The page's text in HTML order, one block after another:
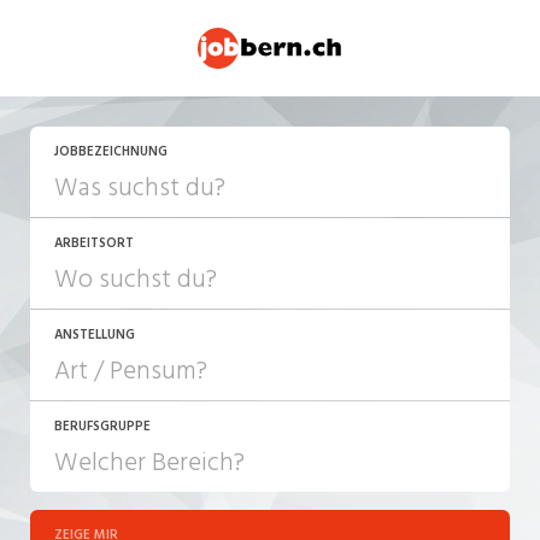
JOBBEZEICHNUNG
ARBEITSORT
ANSTELLUNG
JOB-TYP
Festanstellung
BERUFSGRUPPE
ZEIGE MIR